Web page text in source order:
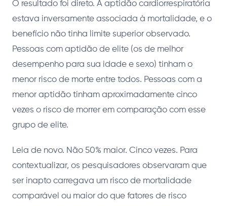
O resultado foi direto. A aptidão cardiorrespiratória
estava inversamente associada à mortalidade, e o
benefício não tinha limite superior observado.
Pessoas com aptidão de elite (os de melhor
desempenho para sua idade e sexo) tinham o
menor risco de morte entre todos. Pessoas com a
menor aptidão tinham aproximadamente cinco
vezes o risco de morrer em comparação com esse
grupo de elite.
Leia de novo. Não 50% maior. Cinco vezes. Para
contextualizar, os pesquisadores observaram que
ser inapto carregava um risco de mortalidade
comparável ou maior do que fatores de risco